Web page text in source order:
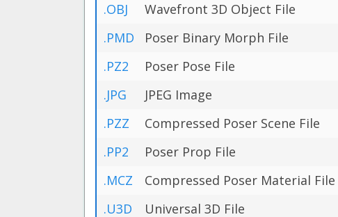
.OBJ
Wavefront 3D Object File
.PMD
Poser Binary Morph File
.PZ2
Poser Pose File
.JPG
JPEG Image
.PZZ
Compressed Poser Scene File
.PP2
Poser Prop File
.MCZ
Compressed Poser Material File
.U3D
Universal 3D File